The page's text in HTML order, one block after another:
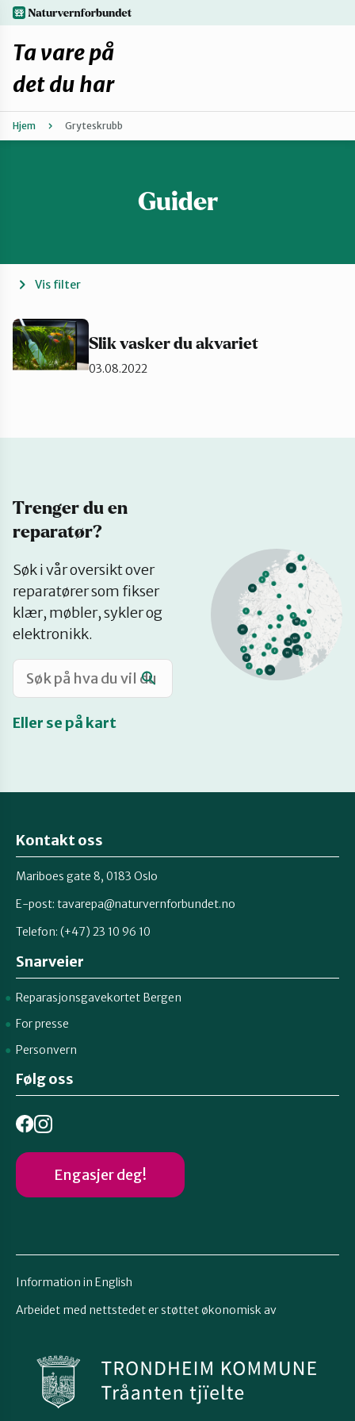
Hopp
til
hovedinnhold
Forbehold
Hvorfor reparere?
Mitt navn
Retten til reparasjon
naturvernforbundet.no
Ta vare på
det du har
Hjem Gryteskrubb
Guider
Vis filter
Slik vasker du akvariet
03.08.2022
Trenger du en
reparatør?
Søk i vår oversikt over
reparatører som fikser
klær, møbler, sykler og
elektronikk.
Eller se på kart
på
kart
Kontakt oss
Mariboes gate 8, 0183 Oslo
E-post: tavarepa@naturvernforbundet.no
Telefon: (+47) 23 10 96 10
Snarveier
Reparasjonsgavekortet Bergen
For presse
Personvern
Følg oss
Engasjer deg!
Information in English
Arbeidet med nettstedet er støttet økonomisk av